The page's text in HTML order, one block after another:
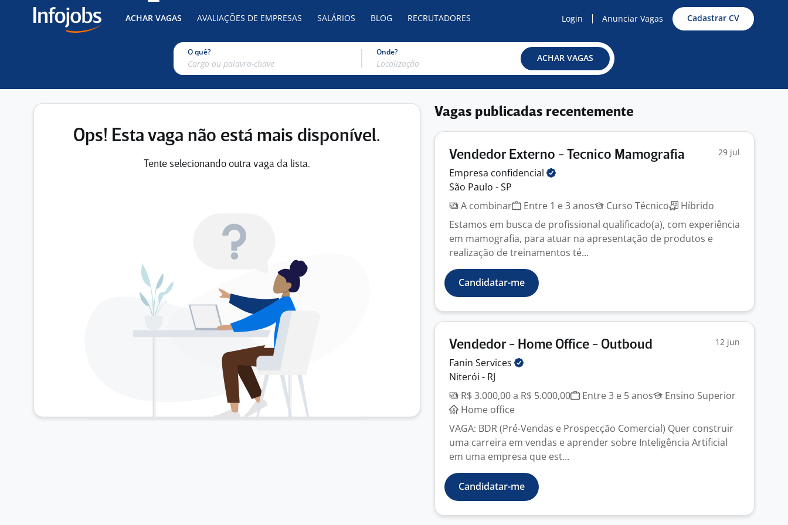
ACHAR VAGAS AVALIAÇÕES DE EMPRESAS SALÁRIOS BLOG RECRUTADORES Login Anunciar Vagas Cadastrar CV
O quê? Onde?
ACHAR VAGAS
Ops! Esta vaga não está mais disponível.
Tente selecionando outra vaga da lista.
Vagas publicadas recentemente
Vendedor Externo - Tecnico Mamografia 29 jul
Empresa confidencial
São Paulo - SP
A combinar
Entre 1 e 3 anos Curso Técnico
Híbrido
Estamos em busca de profissional qualificado(a), com experiência
em mamografia, para atuar na apresentação de produtos e
realização de treinamentos té...
Candidatar-me
Vendedor - Home Office - Outboud 12 jun
Fanin Services
Niterói - RJ
R$ 3.000,00 a R$ 5.000,00
Entre 3 e 5 anos
Ensino Superior
Home office
VAGA: BDR (Pré-Vendas e Prospecção Comercial) Quer construir
uma carreira em vendas e aprender sobre Inteligência Artificial
em uma empresa que est...
Candidatar-me